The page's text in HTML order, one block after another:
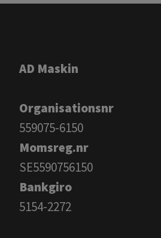
AD Maskin
Organisationsnr
559075-6150
Momsreg.nr
SE5590756150
Bankgiro
​​​​​​​5154-2272